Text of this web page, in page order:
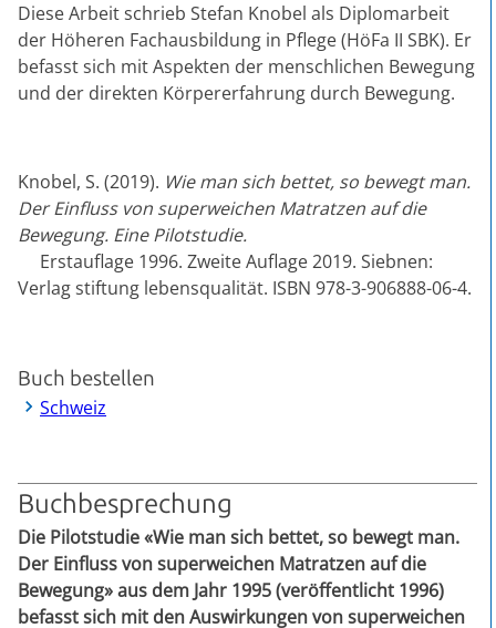
Diese Arbeit schrieb Stefan Knobel als Diplomarbeit
der Höheren Fachausbildung in Pflege (HöFa II SBK). Er
befasst sich mit Aspekten der menschlichen Bewegung
und der direkten Körpererfahrung durch Bewegung.
Knobel, S. (2019). Wie man sich bettet, so bewegt man.
Der Einfluss von superweichen Matratzen auf die
Bewegung. Eine Pilotstudie.
Erstauflage 1996. Zweite Auflage 2019. Siebnen:
Verlag stiftung lebensqualität. ISBN 978-3-906888-06-4.
Buch bestellen
Schweiz
Buchbesprechung
Die Pilotstudie «Wie man sich bettet, so bewegt man.
Der Einfluss von superweichen Matratzen auf die
Bewegung» aus dem Jahr 1995 (veröffentlicht 1996)
befasst sich mit den Auswirkungen von superweichen